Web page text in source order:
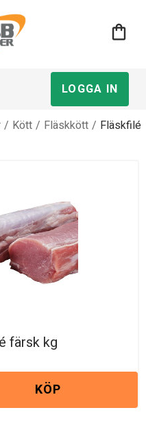
shopping_bag
LOGGA IN
/ Kött / Fläskkött / Fläskfilé
färsk kg
KÖP